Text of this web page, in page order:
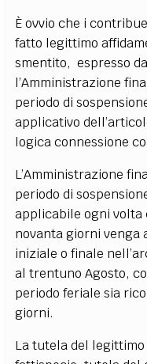
È ovvio che i
fatto legittimo
smentito, espresso
l’Amministrazione
periodo di
applicativo
logica connessione
L’Amministrazione
periodo di
applicabile ogni volta
novanta giorni venga
iniziale o finale
al trentuno Agosto,
periodo feriale sia
giorni.
La tutela del